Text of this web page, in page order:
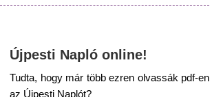
Újpesti Napló online!
Tudta, hogy már több ezren olvassák pdf-en
az Újpesti Naplót?